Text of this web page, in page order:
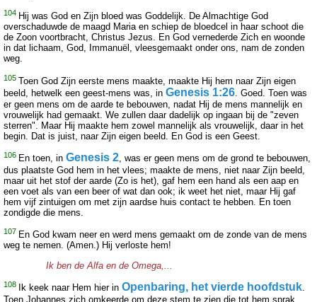
104 Hij was God en Zijn bloed was Goddelijk. De Almachtige God
overschaduwde de maagd Maria en schiep de bloedcel in haar schoot die
de Zoon voortbracht, Christus Jezus. En God vernederde Zich en woonde
in dat lichaam, God, Immanuël, vleesgemaakt onder ons, nam de zonden
weg.
105 Toen God Zijn eerste mens maakte, maakte Hij hem naar Zijn eigen
beeld, hetwelk een geest-mens was, in Genesis 1:26 . Goed. Toen was
er geen mens om de aarde te bebouwen, nadat Hij de mens mannelijk en
vrouwelijk had gemaakt. We zullen daar dadelijk op ingaan bij de "zeven
sterren". Maar Hij maakte hem zowel mannelijk als vrouwelijk, daar in het
begin. Dat is juist, naar Zijn eigen beeld. En God is een Geest.
106 En toen, in Genesis 2, was er geen mens om de grond te bebouwen,
dus plaatste God hem in het vlees; maakte de mens, niet naar Zijn beeld,
maar uit het stof der aarde (Zo is het), gaf hem een hand als een aap en
een voet als van een beer of wat dan ook; ik weet het niet, maar Hij gaf
hem vijf zintuigen om met zijn aardse huis contact te hebben. En toen
zondigde die mens.
107 En God kwam neer en werd mens gemaakt om de zonde van de mens
weg te nemen. (Amen.) Hij verloste hem!
Ik ben de Alfa en de Omega,...
108 Ik keek naar Hem hier in Openbaring, het vierde hoofdstuk.
Toen Johannes zich omkeerde om deze stem te zien die tot hem sprak,